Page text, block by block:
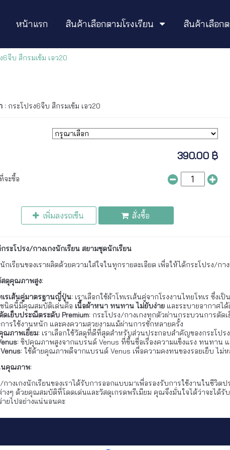
หน้าแรก สินค้าเลือกตามโรงเรียน สินค้าเลือก
6จีบ สีกรมเข้ม เอว20
: กระโปรง6จีบ สีกรมเข้ม เอว20
390.00 ฿
จะซื้อ
เพิ่มลงรถเข็น สั่งซื้อ
ะโปรง/กางเกงนักเรียน สยามชุดนักเรียน
กเรียนของเราผลิตด้วยความใส่ใจในทุกรายละเอียด เพื่อให้ได้กระโปรง/
สดุคุณภาพสูง:
เรเส้นคู่มาตรฐานญี่ปุ่น:เราเลือกใช้ผ้าโทเรเส้นคู่จากโรงงานไทยโทเร ซึ่
นิดนี้มีคุณสมบัติเด่นคือ เนื้อผ้าหนา ทนทาน ไม่ยับง่ายและระบายอากาศไ
ดเย็บประณีตระดับ Premium:กระโปรง/กางเกงทุกตัวผ่านกระบวนการตัด
ารใช้งานหนัก และคงความสวยงามแม้ผ่านการซักหลายครั้ง
ณภาพเยี่ยม:เราเลือกใช้วัสดุที่ดีที่สุดสำหรับส่วนประกอบสำคัญของกระโปรง
ซิปคุณภาพสูงจากแบรนด์ Venus ที่ขึ้นชื่อเรื่องความแข็งแรง ทนทาน
ใช้ด้ายคุณภาพดีจากแบรนด์ Venus เพื่อความคงทนของรอยเย็บ ไม่
นคุณภาพ:
กางเกงนักเรียนของเราได้รับการออกแบบมาเพื่อรองรับการใช้งานในชีวิต
งๆ ด้วยคุณสมบัติที่โดดเด่นและวัสดุเกรดพรีเมียม คุณจึงมั่นใจได้ว่าจะได้รั
ยไปอย่างแน่นอนคะ